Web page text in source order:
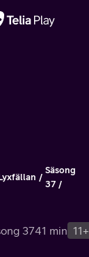
Säsong
37
3741 min 11+